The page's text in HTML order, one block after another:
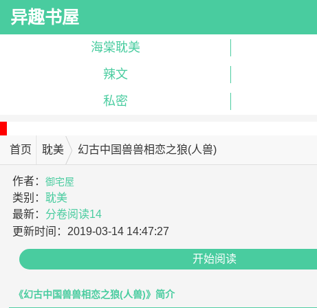
异趣书屋
海棠耽美
辣文
私密
首页 耽美 幻古中国兽兽相恋之狼(人兽)
作者：御宅屋
类别：耽美
最新： 分卷阅读14
更新时间： 2019-03-14 14:47:27
开始阅读
《幻古中国兽兽相恋之狼(人兽)》简介